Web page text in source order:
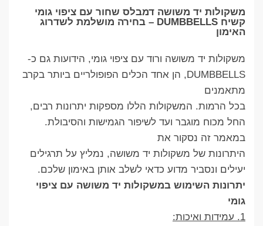
משקולות יד משושה דמבלס שחור עם ציפוי גומי
קשיח DUMBBELLS – בחירה מושלמת לשדרוג
האימון
משקולות יד משושה ורוד עם ציפוי גומי, הידועות גם כ-
DUMBBELLS, הן אחד הכלים הפופולריים ביותר בקרב
מתאמנים
בכל הרמות. המשקולות הללו מספקות יתרונות רבים,
החל מכוח מוגבר ועד לשיפור הגמישות והסיבולת.
במאמר זה נסקור את
היתרונות של משקולות יד משושה, נמליץ על תרגילים
יעילים ונסביר מדוע כדאי לשלב אותן באימון שלכם.
יתרונות השימוש במשקולות יד משושה עם ציפוי
גומי
1. עמידות ואיכות: